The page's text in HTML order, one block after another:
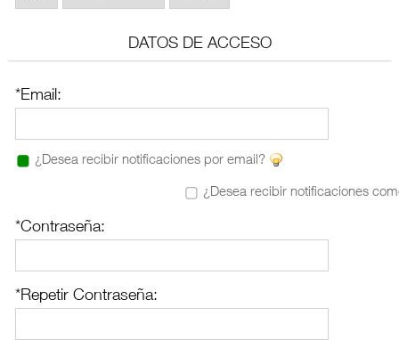
DATOS DE ACCESO
*Email:
¿Desea recibir notificaciones por email?
¿Desea recibir notificaciones
*Contraseña:
*Repetir Contraseña: